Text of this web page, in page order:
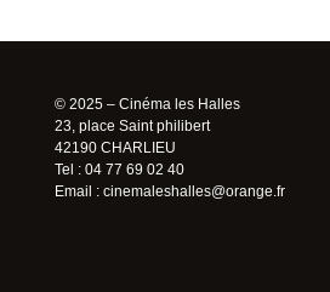
© 2025 – Cinéma les Halles
23, place Saint philibert
42190 CHARLIEU
Tel : 04 77 69 02 40
Email : cinemaleshalles@orange.fr